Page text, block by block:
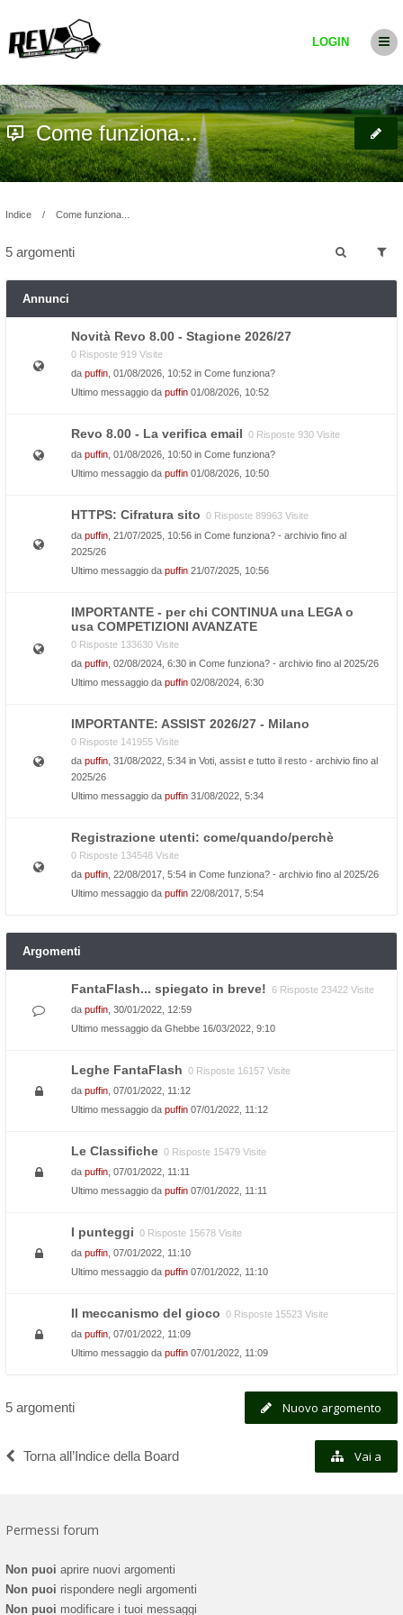
LOGIN
Come funziona...
Indice Come funziona...
5 argomenti
Annunci
Novità Revo 8.00 - Stagione 2026/27
0 Risposte 919 Visite
da puffin , 01/08/2026, 10:52 in Come funziona?
Ultimo messaggio da puffin 01/08/2026, 10:52
Revo 8.00 - La verifica email 0 Risposte 930 Visite
da puffin , 01/08/2026, 10:50 in Come funziona?
Ultimo messaggio da puffin 01/08/2026, 10:50
HTTPS: Cifratura sito 0 Risposte 89963 Visite
da puffin , 21/07/2025, 10:56 in Come funziona? - archivio fino al
2025/26
Ultimo messaggio da puffin 21/07/2025, 10:56
IMPORTANTE - per chi CONTINUA una LEGA o
usa COMPETIZIONI AVANZATE
0 Risposte 133630 Visite
da puffin , 02/08/2024, 6:30 in Come funziona? - archivio fino al 2025/26
Ultimo messaggio da puffin 02/08/2024, 6:30
IMPORTANTE: ASSIST 2026/27 - Milano
0 Risposte 141955 Visite
da puffin , 31/08/2022, 5:34 in Voti, assist e tutto il resto - archivio fino al
2025/26
Ultimo messaggio da puffin 31/08/2022, 5:34
Registrazione utenti: come/quando/perchè
0 Risposte 134548 Visite
da puffin , 22/08/2017, 5:54 in Come funziona? - archivio fino al 2025/26
Ultimo messaggio da puffin 22/08/2017, 5:54
Argomenti
FantaFlash... spiegato in breve! 6 Risposte 23422 Visite
da puffin , 30/01/2022, 12:59
Ultimo messaggio da Ghebbe 16/03/2022, 9:10
Leghe FantaFlash 0 Risposte 16157 Visite
da puffin , 07/01/2022, 11:12
Ultimo messaggio da puffin 07/01/2022, 11:12
Le Classifiche 0 Risposte 15479 Visite
da puffin , 07/01/2022, 11:11
Ultimo messaggio da puffin 07/01/2022, 11:11
I punteggi 0 Risposte 15678 Visite
da puffin , 07/01/2022, 11:10
Ultimo messaggio da puffin 07/01/2022, 11:10
Il meccanismo del gioco 0 Risposte 15523 Visite
da puffin , 07/01/2022, 11:09
Ultimo messaggio da puffin 07/01/2022, 11:09
Nuovo argomento
5 argomenti
Torna all’Indice della Board Vai a
Permessi forum
Non puoi aprire nuovi argomenti
Non puoi rispondere negli argomenti
Non puoi modificare i tuoi messaggi